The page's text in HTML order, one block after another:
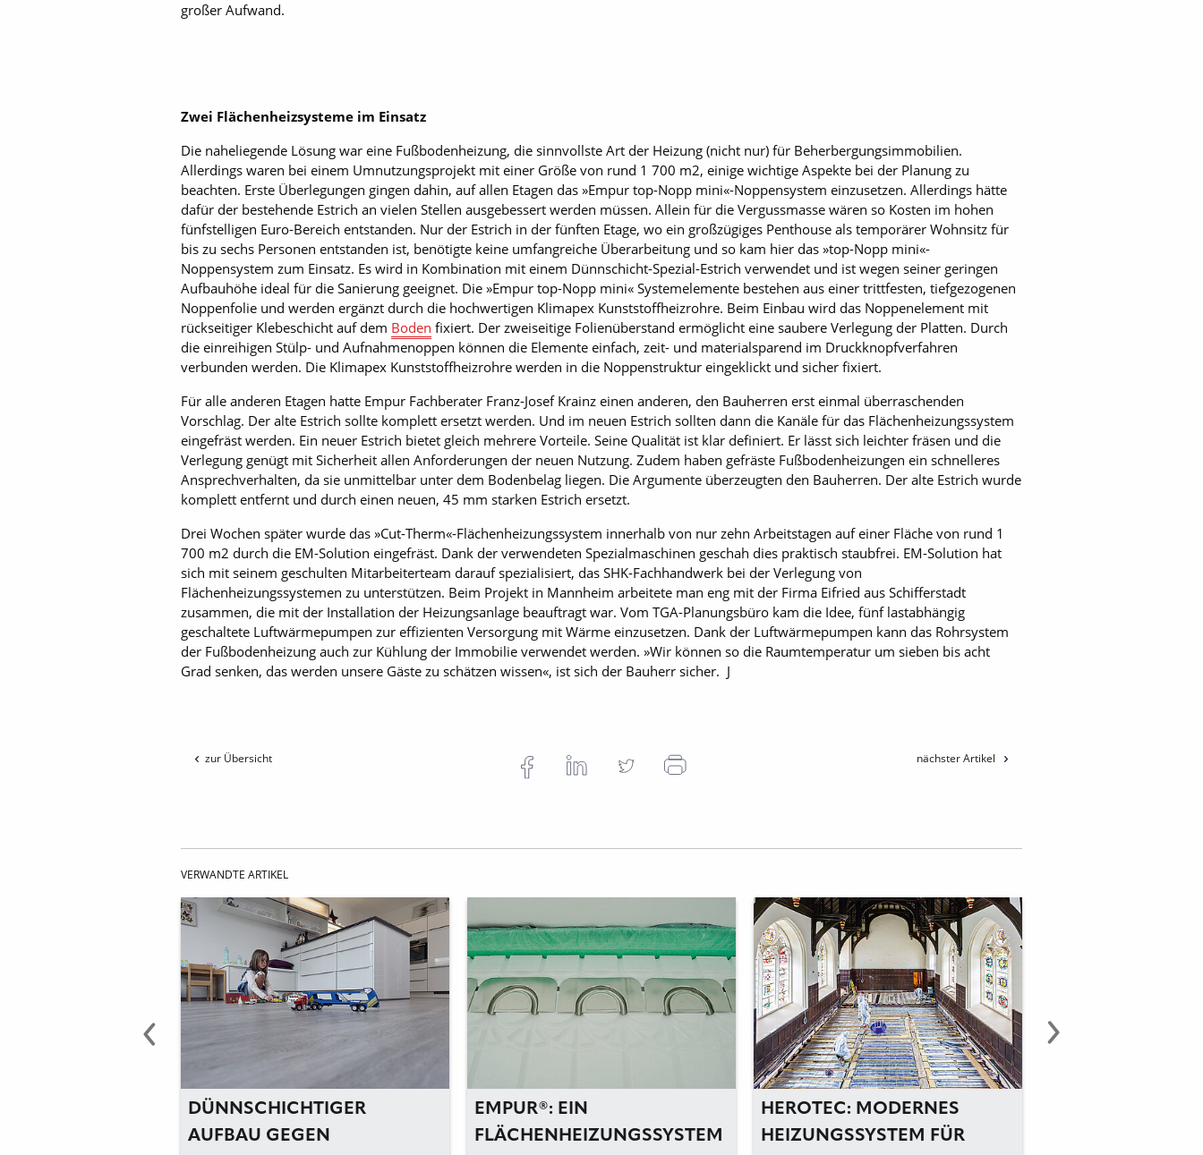
großer Aufwand.
Zwei Flächenheizsysteme im Einsatz
Die naheliegende Lösung war eine Fußbodenheizung, die sinnvollste Art der Heizung (nicht nur) für Beherbergungsimmobilien.
Allerdings waren bei einem Umnutzungsprojekt mit einer Größe von rund 1 700 m2, einige wichtige Aspekte bei der Planung zu
beachten. Erste Überlegungen gingen dahin, auf allen Etagen das »Empur top-Nopp mini«-Noppensystem einzusetzen. Allerdings hätte
dafür der bestehende Estrich an vielen Stellen ausgebessert werden müssen. Allein für die Vergussmasse wären so Kosten im hohen
fünfstelligen Euro-Bereich entstanden. Nur der Estrich in der fünften Etage, wo ein großzügiges Penthouse als temporärer Wohnsitz für
bis zu sechs Personen entstanden ist, benötigte keine umfangreiche Überarbeitung und so kam hier das »top-Nopp mini«-
Noppensystem zum Einsatz. Es wird in Kombination mit einem Dünnschicht-Spezial-Estrich verwendet und ist wegen seiner geringen
Aufbauhöhe ideal für die Sanierung geeignet. Die »Empur top-Nopp mini« Systemelemente bestehen aus einer trittfesten, tiefgezogenen
Noppenfolie und werden ergänzt durch die hochwertigen Klimapex Kunststoffheizrohre. Beim Einbau wird das Noppenelement mit
rückseitiger Klebeschicht auf dem Boden fixiert. Der zweiseitige Folienüberstand ermöglicht eine saubere Verlegung der Platten. Durch
die einreihigen Stülp- und Aufnahmenoppen können die Elemente einfach, zeit- und materialsparend im Druckknopfverfahren
verbunden werden. Die Klimapex Kunststoffheizrohre werden in die Noppenstruktur eingeklickt und sicher fixiert.
Für alle anderen Etagen hatte Empur Fachberater Franz-Josef Krainz einen anderen, den Bauherren erst einmal überraschenden
Vorschlag. Der alte Estrich sollte komplett ersetzt werden. Und im neuen Estrich sollten dann die Kanäle für das Flächenheizungssystem
eingefräst werden. Ein neuer Estrich bietet gleich mehrere Vorteile. Seine Qualität ist klar definiert. Er lässt sich leichter fräsen und die
Verlegung genügt mit Sicherheit allen Anforderungen der neuen Nutzung. Zudem haben gefräste Fußbodenheizungen ein schnelleres
Ansprechverhalten, da sie unmittelbar unter dem Bodenbelag liegen. Die Argumente überzeugten den Bauherren. Der alte Estrich wurde
komplett entfernt und durch einen neuen, 45 mm starken Estrich ersetzt.
Drei Wochen später wurde das »Cut-Therm«-Flächenheizungssystem innerhalb von nur zehn Arbeitstagen auf einer Fläche von rund 1
700 m2 durch die EM-­Solution eingefräst. Dank der verwendeten Spezialmaschinen geschah dies praktisch staubfrei. EM-Solution hat
sich mit seinem geschulten Mitarbeiterteam darauf spezialisiert, das SHK-Fachhandwerk bei der Verlegung von
Flächenheizungssystemen zu unterstützen. Beim Projekt in Mannheim arbeitete man eng mit der Firma Eifried aus Schifferstadt
zusammen, die mit der Installation der Heizungsanlage beauftragt war. Vom TGA-Planungsbüro kam die Idee, fünf lastabhängig
geschaltete Luftwärmepumpen zur effizienten Versorgung mit Wärme einzusetzen. Dank der Luftwärmepumpen kann das Rohrsystem
der Fußbodenheizung auch zur Kühlung der Immobilie verwendet werden. »Wir können so die Raumtemperatur um sieben bis acht
Grad senken, das werden unsere Gäste zu schätzen wissen«, ist sich der Bauherr sicher. J
zur Übersicht nächster Artikel
VERWANDTE ARTIKEL
DÜNNSCHICHTIGER
AUFBAU GEGEN
EMPUR®: EIN
FLÄCHENHEIZUNGSSYSTEM
HEROTEC: MODERNES
HEIZUNGSSYSTEM FÜR